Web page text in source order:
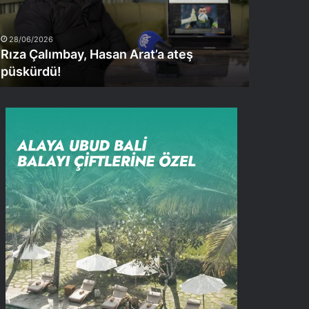
28/06/2026
Rıza Çalımbay, Hasan Arat’a ateş
püskürdü!